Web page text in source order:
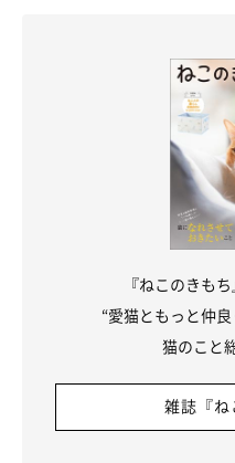
『ねこのきも
“愛猫ともっと仲
猫のこと
雑誌『ね